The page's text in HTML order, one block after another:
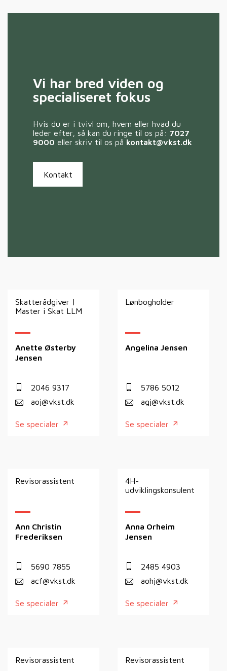
Vi har bred viden og
specialiseret fokus
Hvis du er i tvivl om, hvem eller hvad du
leder efter, så kan du ringe til os på: 7027
9000 eller skriv til os på kontakt@vkst.dk
Kontakt
Skatterådgiver |
Master i Skat LLM
Anette Østerby
Jensen
2046 9317
aoj@vkst.dk
Se specialer
Lønbogholder
Angelina Jensen
5786 5012
agj@vkst.dk
Se specialer
Revisorassistent
Ann Christin
Frederiksen
5690 7855
acf@vkst.dk
Se specialer
4H-
udviklingskonsulent
Anna Orheim
Jensen
2485 4903
aohj@vkst.dk
Se specialer
Revisorassistent Revisorassistent